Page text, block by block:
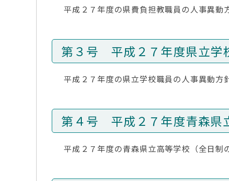
平成２７年度の県費負担教職員の人事異動
第３号 平成２７年度県立学
平成２７年度の県立学校職員の人事異動方
第４号 平成２７年度青森県
平成２７年度の青森県立高等学校（全日制